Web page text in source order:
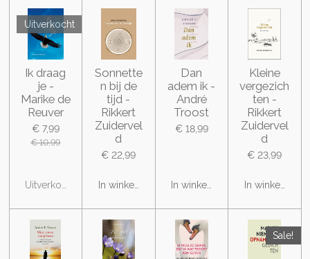
Uitverkocht
Ik draag
je -
Marike de
Reuver
€ 7,99
€ 10,99
Uitverkocht
Sonnette
n bij de
tijd -
Rikkert
Zuidervel
d
€ 22,99
In winkelwagen
Dan
adem ik -
André
Troost
€ 18,99
In winkelwagen
Kleine
vergezich
ten -
Rikkert
Zuidervel
d
€ 23,99
In
Sale!